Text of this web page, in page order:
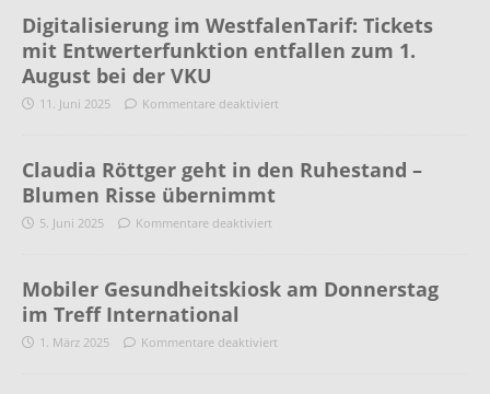
Digitalisierung im WestfalenTarif: Tickets
mit Entwerterfunktion entfallen zum 1.
August bei der VKU
11. Juni 2025 Kommentare deaktiviert
Claudia Röttger geht in den Ruhestand –
Blumen Risse übernimmt
5. Juni 2025 Kommentare deaktiviert
Mobiler Gesundheitskiosk am Donnerstag
im Treff International
1. März 2025 Kommentare deaktiviert